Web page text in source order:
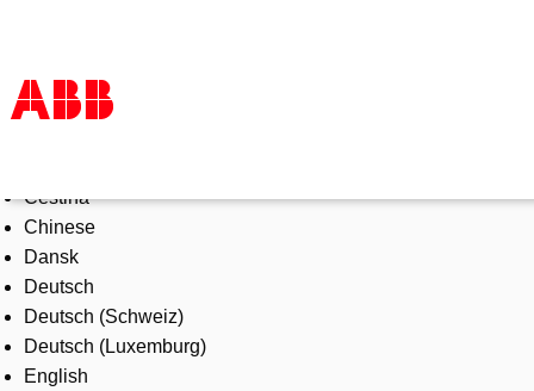
Products & Solutions
Industries
Services
About us
Where to buy
Contact us
Careers
Čeština
Chinese
Dansk
Deutsch
Deutsch (Schweiz)
Deutsch (Luxemburg)
English